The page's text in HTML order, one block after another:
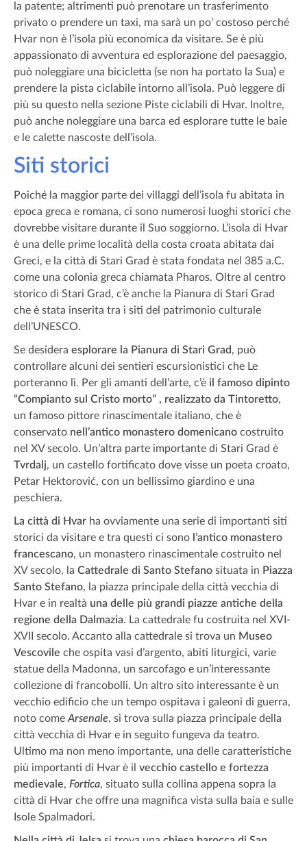
la patente; altrimenti può prenotare un trasferimento
privato o prendere un taxi, ma sarà un po’ costoso perché
Hvar non è l’isola più economica da visitare. Se è più
appassionato di avventura ed esplorazione del paesaggio,
può noleggiare una bicicletta (se non ha portato la Sua) e
prendere la pista ciclabile intorno all’isola. Può leggere di
più su questo nella sezione Piste ciclabili di Hvar. Inoltre,
può anche noleggiare una barca ed esplorare tutte le baie
e le calette nascoste dell’isola.
Siti storici
Poiché la maggior parte dei villaggi dell’isola fu abitata in
epoca greca e romana, ci sono numerosi luoghi storici che
dovrebbe visitare durante il Suo soggiorno. L’isola di Hvar
è una delle prime località della costa croata abitata dai
Greci, e la città di Stari Grad è stata fondata nel 385 a.C.
come una colonia greca chiamata Pharos. Oltre al centro
storico di Stari Grad, c’è anche la Pianura di Stari Grad
che è stata inserita tra i siti del patrimonio culturale
dell’UNESCO.
Se desidera esplorare la Pianura di Stari Grad, può
controllare alcuni dei sentieri escursionistici che Le
porteranno lì. Per gli amanti dell’arte, c’è il famoso dipinto
“Compianto sul Cristo morto” , realizzato da Tintoretto,
un famoso pittore rinascimentale italiano, che è
conservato nell’antico monastero domenicano costruito
nel XV secolo. Un’altra parte importante di Stari Grad è
Tvrdalj, un castello fortificato dove visse un poeta croato,
Petar Hektorović, con un bellissimo giardino e una
peschiera.
La città di Hvar ha ovviamente una serie di importanti siti
storici da visitare e tra questi ci sono l’antico monastero
francescano, un monastero rinascimentale costruito nel
XV secolo, la Cattedrale di Santo Stefano situata in Piazza
Santo Stefano, la piazza principale della città vecchia di
Hvar e in realtà una delle più grandi piazze antiche della
regione della Dalmazia. La cattedrale fu costruita nel XVI-
XVII secolo. Accanto alla cattedrale si trova un Museo
Vescovile che ospita vasi d’argento, abiti liturgici, varie
statue della Madonna, un sarcofago e un’interessante
collezione di francobolli. Un altro sito interessante è un
vecchio edificio che un tempo ospitava i galeoni di guerra,
noto come Arsenale, si trova sulla piazza principale della
città vecchia di Hvar e in seguito fungeva da teatro.
Ultimo ma non meno importante, una delle caratteristiche
più importanti di Hvar è il vecchio castello e fortezza
medievale, Fortica, situato sulla collina appena sopra la
città di Hvar che offre una magnifica vista sulla baia e sulle
Isole Spalmadori.